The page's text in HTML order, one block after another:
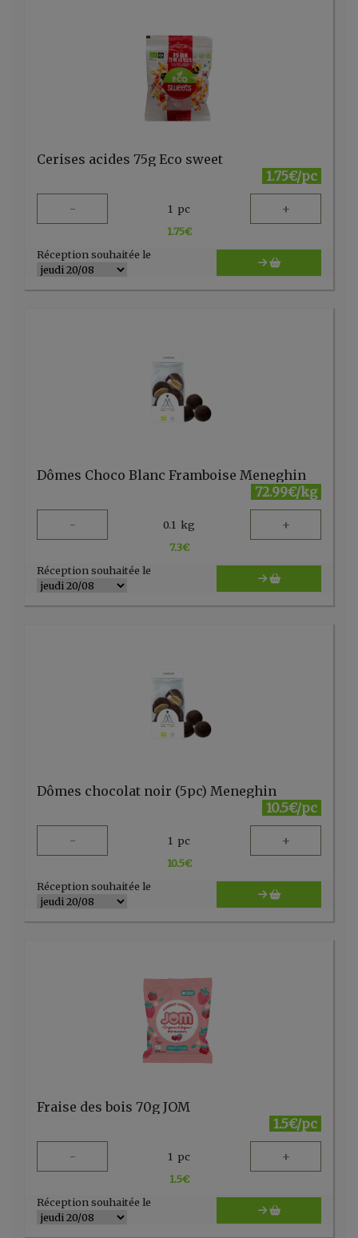
Cerises acides 75g Eco sweet
1.75€/pc
- 1 pc +
1.75€
Réception souhaitée le
Dômes Choco Blanc Framboise Meneghin
72.99€/kg
- 0.1 kg +
7.3€
Réception souhaitée le
Dômes chocolat noir (5pc) Meneghin
10.5€/pc
- 1 pc +
10.5€
Réception souhaitée le
Fraise des bois 70g JOM
1.5€/pc
- 1 pc +
1.5€
Réception souhaitée le